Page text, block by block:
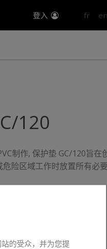
登入 fr en
120
制作, 保护垫 GC/120旨
危险区域工作时放置所有必
的受众，并为您提